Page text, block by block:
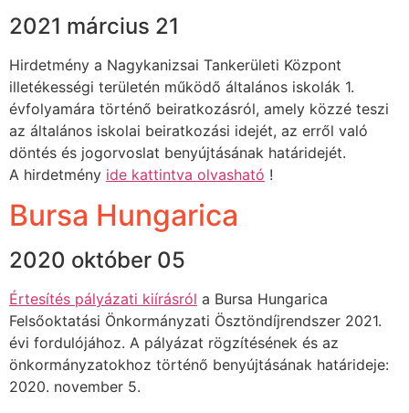
2021 március 21
Hirdetmény a Nagykanizsai Tankerületi Központ
illetékességi területén működő általános iskolák 1.
évfolyamára történő beiratkozásról, amely közzé teszi
az általános iskolai beiratkozási idejét, az erről való
döntés és jogorvoslat benyújtásának határidejét.
A hirdetmény ide kattintva olvasható !
Bursa Hungarica
2020 október 05
Értesítés pályázati kiírásról a Bursa Hungarica
Felsőoktatási Önkormányzati Ösztöndíjrendszer 2021.
évi fordulójához. A pályázat rögzítésének és az
önkormányzatokhoz történő benyújtásának határideje:
2020. november 5.